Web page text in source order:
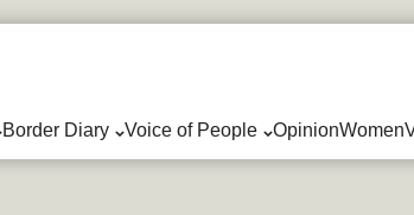
Border Diary Voice of People Opinion